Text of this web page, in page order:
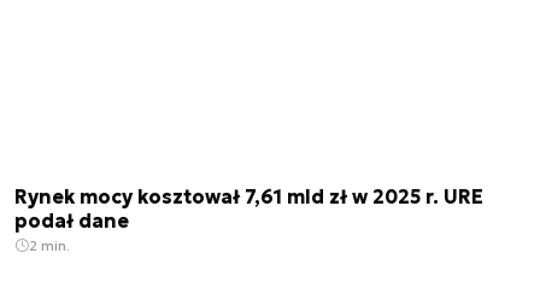
Rynek mocy kosztował 7,61 mld zł w 2025 r. URE
podał dane
2 min.